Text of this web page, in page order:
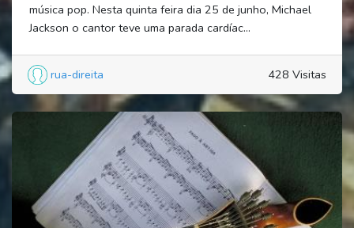
música pop. Nesta quinta feira dia 25 de junho, Michael
Jackson o cantor teve uma parada cardíac...
rua-direita 428 Visitas